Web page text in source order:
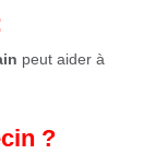
peut aider à
?